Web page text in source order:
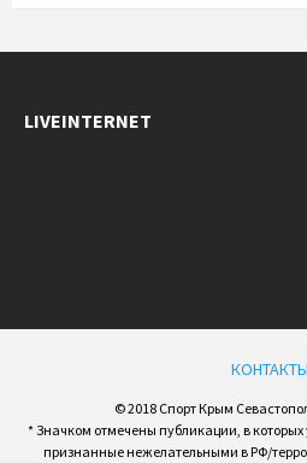
LIVEINTERNET
КОНТАКТЫ
© 2018 Спорт Крым
* Значком отмечены публикации, в
признанные нежелательными в РФ/